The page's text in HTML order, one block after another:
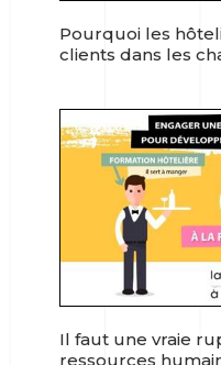
Pourquoi les
clients dans les
Il faut une vraie
ressources